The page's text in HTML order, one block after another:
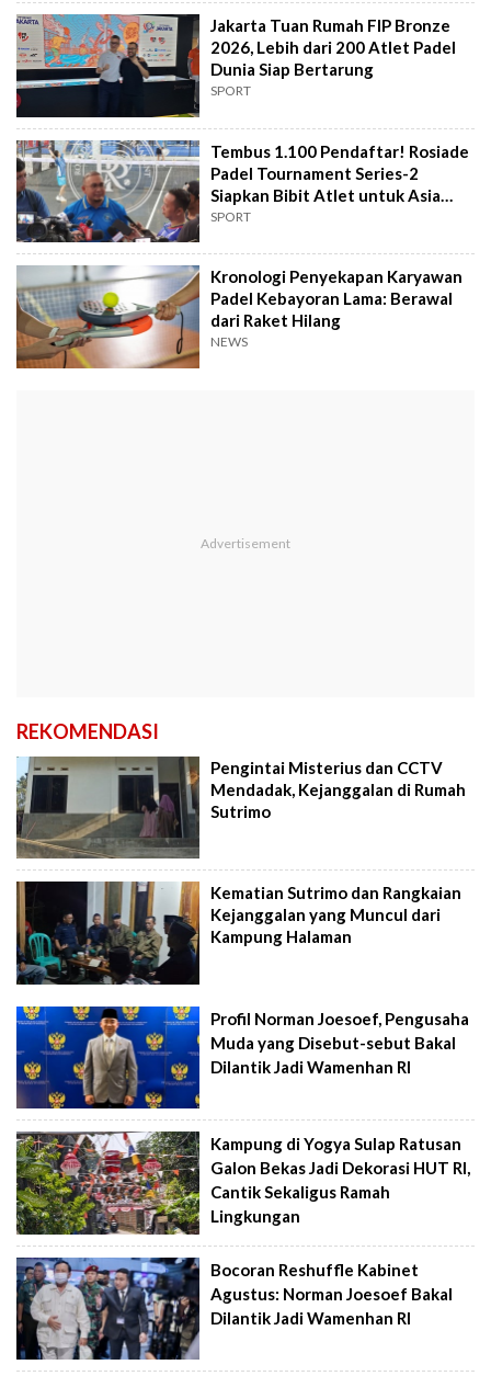
Jakarta Tuan Rumah FIP Bronze
2026, Lebih dari 200 Atlet Padel
Dunia Siap Bertarung
SPORT
Tembus 1.100 Pendaftar! Rosiade
Padel Tournament Series-2
Siapkan Bibit Atlet untuk Asia
Games
SPORT
Kronologi Penyekapan Karyawan
Padel Kebayoran Lama: Berawal
dari Raket Hilang
NEWS
REKOMENDASI
Pengintai Misterius dan CCTV
Mendadak, Kejanggalan di Rumah
Sutrimo
Kematian Sutrimo dan Rangkaian
Kejanggalan yang Muncul dari
Kampung Halaman
Profil Norman Joesoef, Pengusaha
Muda yang Disebut-sebut Bakal
Dilantik Jadi Wamenhan RI
Kampung di Yogya Sulap Ratusan
Galon Bekas Jadi Dekorasi HUT RI,
Cantik Sekaligus Ramah
Lingkungan
Bocoran Reshuffle Kabinet
Agustus: Norman Joesoef Bakal
Dilantik Jadi Wamenhan RI